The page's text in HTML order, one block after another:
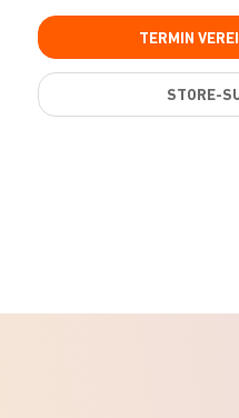
TERMIN
STORE-